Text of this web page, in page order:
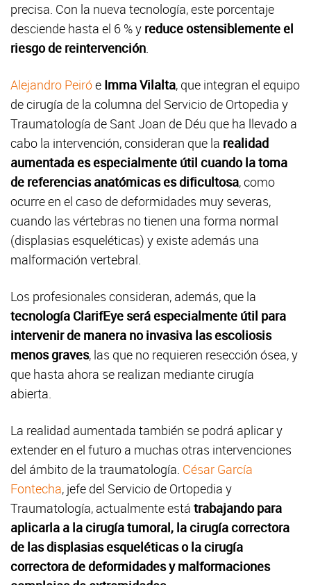
precisa. Con la nueva tecnología, este porcentaje
desciende hasta el 6 % y reduce ostensiblemente el
riesgo de reintervención.
Alejandro Peiróe Imma Vilalta, que integran el equipo
de cirugía de la columna del Servicio de Ortopedia y
Traumatología de Sant Joan de Déu que ha llevado a
cabo la intervención, consideran que la realidad
aumentada es especialmente útil cuando la toma
de referencias anatómicas es dificultosa, como
ocurre en el caso de deformidades muy severas,
cuando las vértebras no tienen una forma normal
(displasias esqueléticas) y existe además una
malformación vertebral.
Los profesionales consideran, además, que la
tecnología ClarifEye será especialmente útil para
intervenir de manera no invasiva las escoliosis
menos graves, las que no requieren resección ósea, y
que hasta ahora se realizan mediante cirugía
abierta.
La realidad aumentada también se podrá aplicar y
extender en el futuro a muchas otras intervenciones
del ámbito de la traumatología. César García
Fontecha, jefe del Servicio de Ortopedia y
Traumatología, actualmente está trabajando para
aplicarla a la cirugía tumoral, la cirugía correctora
de las displasias esqueléticas o la cirugía
correctora de deformidades y malformaciones